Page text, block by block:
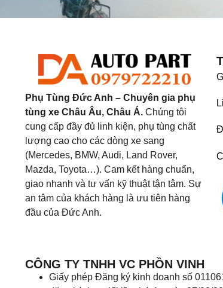
Phụ Tùng Đức Anh – Chuyên gia phụ
tùng xe Châu Âu, Châu Á. Chúng tôi
cung cấp đầy đủ linh kiện, phụ tùng chất
lượng cao cho các dòng xe sang
(Mercedes, BMW, Audi, Land Rover,
Mazda, Toyota…). Cam kết hàng chuẩn,
giao nhanh và tư vấn kỹ thuật tận tâm. Sự
an tâm của khách hàng là ưu tiên hàng
đầu của Đức Anh.
CÔNG TY TNHH VC PHỒN VINH
Giấy phép Đăng ký kinh doanh số